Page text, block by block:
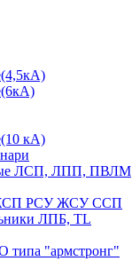
кА)
ЛСП, ЛПП, ПВЛМ
РСУ ЖСУ ССП
ЛПБ, TL
типа "армстронг"